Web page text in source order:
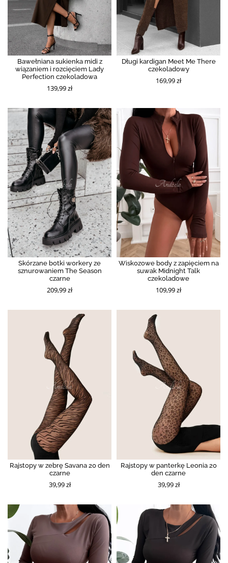
Bawełniana sukienka midi z
wiązaniem i rozcięciem Lady
Perfection czekoladowa
139,99 zł
Długi kardigan Meet Me There
czekoladowy
169,99 zł
Skórzane botki workery ze
sznurowaniem The Season
czarne
209,99 zł
Wiskozowe body z zapięciem na
suwak Midnight Talk
czekoladowe
109,99 zł
Rajstopy w zebrę Savana 20 den
czarne
39,99 zł
Rajstopy w panterkę Leonia 20
den czarne
39,99 zł